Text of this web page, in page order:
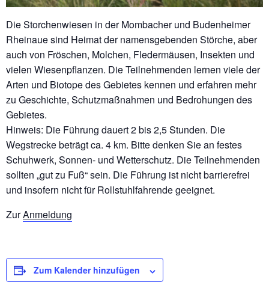
Die Storchenwiesen in der Mombacher und Budenheimer
Rheinaue sind Heimat der namensgebenden Störche, aber
auch von Fröschen, Molchen, Fledermäusen, Insekten und
vielen Wiesenpflanzen. Die Teilnehmenden lernen viele der
Arten und Biotope des Gebietes kennen und erfahren mehr
zu Geschichte, Schutzmaßnahmen und Bedrohungen des
Gebietes.
Hinweis: Die Führung dauert 2 bis 2,5 Stunden. Die
Wegstrecke beträgt ca. 4 km. Bitte denken Sie an festes
Schuhwerk, Sonnen- und Wetterschutz. Die Teilnehmenden
sollten „gut zu Fuß“ sein. Die Führung ist nicht barrierefrei
und insofern nicht für Rollstuhlfahrende geeignet.
ZurAnmeldung
Zum Kalender hinzufügen